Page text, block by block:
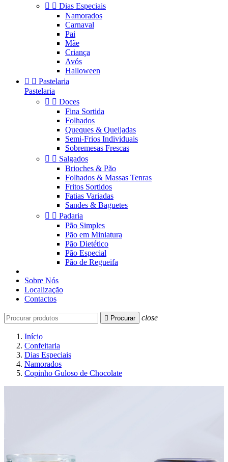
  Dias Especiais
Namorados
Carnaval
Pai
Mãe
Criança
Avós
Halloween
  Pastelaria
Pastelaria
  Doces
Fina Sortida
Folhados
Queques & Queijadas
Semi-Frios Individuais
Sobremesas Frescas
  Salgados
Brioches & Pão
Folhados & Massas Tenras
Fritos Sortidos
Fatias Variadas
Sandes & Baguetes
  Padaria
Pão Simples
Pão em Miniatura
Pão Dietético
Pão Especial
Pão de Regueifa
Sobre Nós
Localização
Contactos
 Procurar close
Início
Confeitaria
Dias Especiais
Namorados
Copinho Guloso de Chocolate